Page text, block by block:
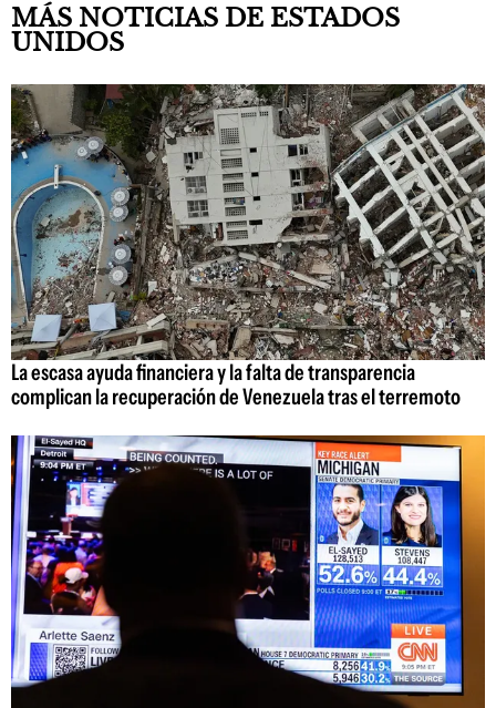
MÁS NOTICIAS DE ESTADOS
UNIDOS
La escasa ayuda financiera y la falta de transparencia
complican la recuperación de Venezuela tras el terremoto